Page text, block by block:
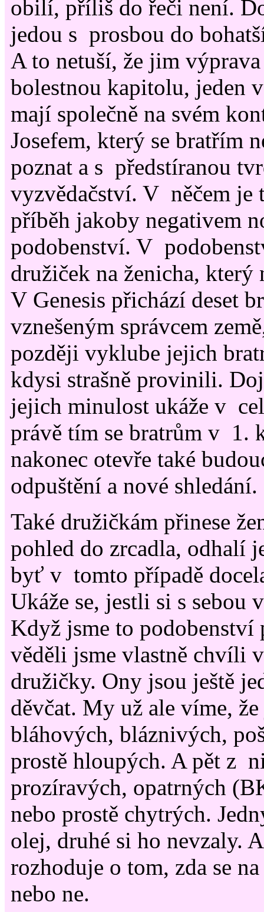
obilí, příliš do řeči není.
jedou s prosbou do
A to netuší, že jim
bolestnou kapitolu, jeden
mají společně na svém
Josefem, který se bratřím
poznat a s předstíranou
vyzvědačství. V něčem je
příběh jakoby negativem
podobenství. V
družiček na ženicha, který
V Genesis přichází deset
vznešeným správcem
později vyklube jejich
kdysi strašně provinili.
jejich minulost ukáže v
právě tím se bratrům v 1.
nakonec otevře také
odpuštění a nové shledání.
Také družičkám přinese
pohled do zrcadla, odhalí
byť v tomto případě
Ukáže se, jestli si s sebou
Když jsme to podobenství
věděli jsme vlastně chvíli
družičky. Ony jsou ještě
děvčat. My už ale víme,
bláhových, bláznivých,
prostě hloupých. A pět z
prozíravých, opatrných
nebo prostě chytrých.
olej, druhé si ho nevzaly.
rozhoduje o tom, zda se
nebo ne.